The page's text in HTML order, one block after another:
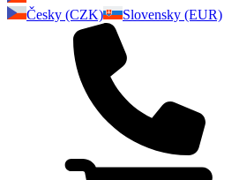
Česky (CZK)
Slovensky (EUR)